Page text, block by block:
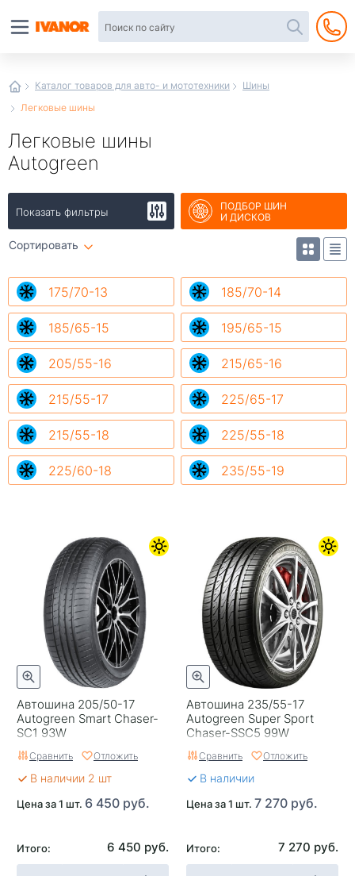
Каталог товаров для авто- и мототехники
Шины
Легковые шины
Легковые шины
Autogreen
Показать фильтры
ПОДБОР ШИН
И ДИСКОВ
Сортировать
175/70-13 185/70-14
185/65-15 195/65-15
205/55-16 215/65-16
215/55-17 225/65-17
215/55-18 225/55-18
225/60-18 235/55-19
Автошина 205/50-17
Autogreen Smart Chaser-
SC1 93W
Сравнить Отложить
В наличии 2 шт
Цена за 1 шт. 6 450 руб.
Итого: 6 450 руб.
Автошина 235/55-17
Autogreen Super Sport
Chaser-SSC5 99W
Сравнить Отложить
В наличии
Цена за 1 шт. 7 270 руб.
Итого: 7 270 руб.
интернет-